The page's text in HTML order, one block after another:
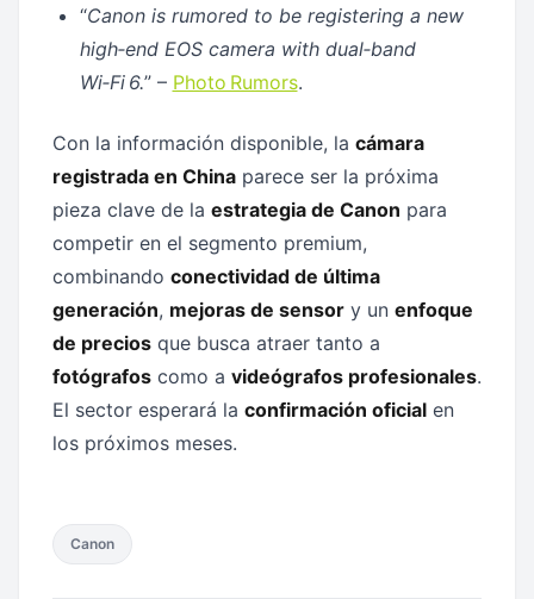
“Canon is rumored to be registering a new
high‑end EOS camera with dual‑band
Wi‑Fi 6.” – Photo Rumors.
Con la información disponible, la cámara
registrada en China parece ser la próxima
pieza clave de la estrategia de Canon para
competir en el segmento premium,
combinando conectividad de última
generación, mejoras de sensor y un enfoque
de precios que busca atraer tanto a
fotógrafos como a videógrafos profesionales.
El sector esperará la confirmación oficial en
los próximos meses.
Canon